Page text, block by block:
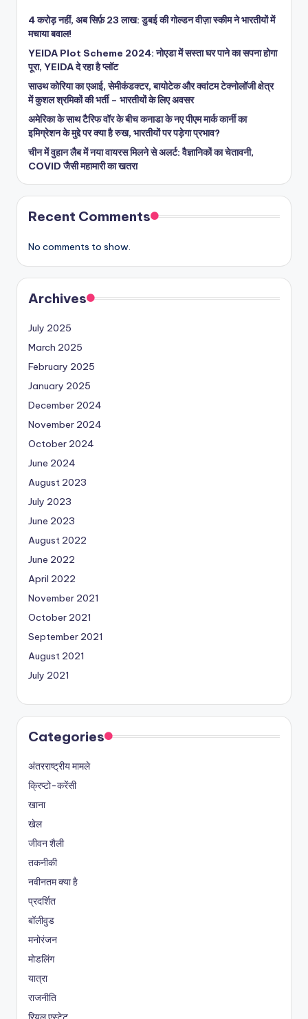
4 करोड़ नहीं, अब सिर्फ़ 23 लाख: डुबई की गोल्डन वीज़ा स्कीम ने भारतीयों में
मचाया बवाल!
YEIDA Plot Scheme 2024: नोएडा में सस्ता घर पाने का सपना होगा
पूरा, YEIDA दे रहा है प्लॉट
साउथ कोरिया का एआई, सेमीकंडक्टर, बायोटेक और क्वांटम टेक्नोलॉजी क्षेत्र
में कुशल श्रमिकों की भर्ती – भारतीयों के लिए अवसर
अमेरिका के साथ टैरिफ वॉर के बीच कनाडा के नए पीएम मार्क कार्नी का
इमिग्रेशन के मुद्दे पर क्या है रुख, भारतीयों पर पड़ेगा प्रभाव?
चीन में वुहान लैब में नया वायरस मिलने से अलर्ट: वैज्ञानिकों का चेतावनी,
COVID जैसी महामारी का खतरा
Recent Comments
No comments to show.
Archives
July 2025
March 2025
February 2025
January 2025
December 2024
November 2024
October 2024
June 2024
August 2023
July 2023
June 2023
August 2022
June 2022
April 2022
November 2021
October 2021
September 2021
August 2021
July 2021
Categories
अंतरराष्ट्रीय मामले
क्रिप्टो-करेंसी
खाना
खेल
जीवन शैली
तकनीकी
नवीनतम क्या है
प्रदर्शित
बॉलीवुड
मनोरंजन
मोडलिंग
यात्रा
राजनीति